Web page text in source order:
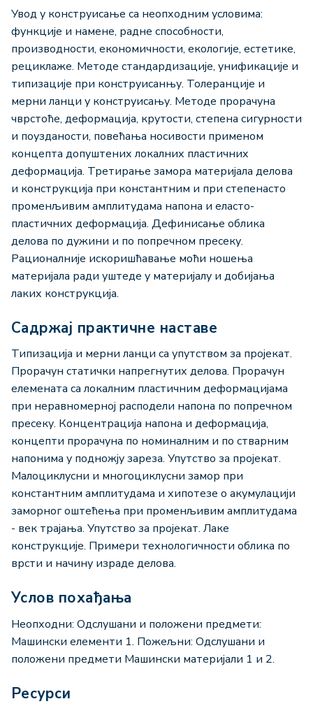
Увод у конструисање са неопходним условима:
функције и намене, радне способности,
производности, економичности, екологије, естетике,
рециклаже. Методе стандардизације, унификације и
типизације при конструисанњу. Толеранције и
мерни ланци у конструисању. Методе прорачуна
чврстоће, деформација, крутости, степена сигурности
и поузданости, повећања носивости применом
концепта допуштених локалних пластичних
деформација. Третирање замора материјала делова
и конструкција при константним и при степенасто
променљивим амплитудама напона и еласто-
пластичних деформација. Дефинисање облика
делова по дужини и по попречном пресеку.
Рационалније искоришћавање моћи ношења
материјала ради уштеде у материјалу и добијања
лаких конструкција.
Садржај практичне наставе
Типизација и мерни ланци са упутством за пројекат.
Прорачун статички напрегнутих делова. Прорачун
елемената са локалним пластичним деформацијама
при неравномерној расподели напона по попречном
пресеку. Концентрација напона и деформација,
концепти прорачуна по номиналним и по стварним
напонима у подножју зареза. Упутство за пројекат.
Малоциклусни и многоциклусни замор при
константним амплитудама и хипотезе о акумулацији
заморног оштећења при променљивим амплитудама
- век трајања. Упутство за пројекат. Лаке
конструкције. Примери технологичности облика по
врсти и начину израде делова.
Услов похађања
Неопходни: Одслушани и положени предмети:
Машински елементи 1. Пожељни: Одслушани и
положени предмети Машински материјали 1 и 2.
Ресурси